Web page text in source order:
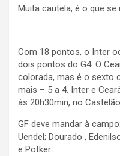
Muita cautela, é o que se
Com 18 pontos, o Inter
dois pontos do G4. O
colorada, mas é o sexto
mais – 5 a 4. Inter e
às 20h30min, no
GF deve mandar à
Uendel; Dourado ,
e Potker.